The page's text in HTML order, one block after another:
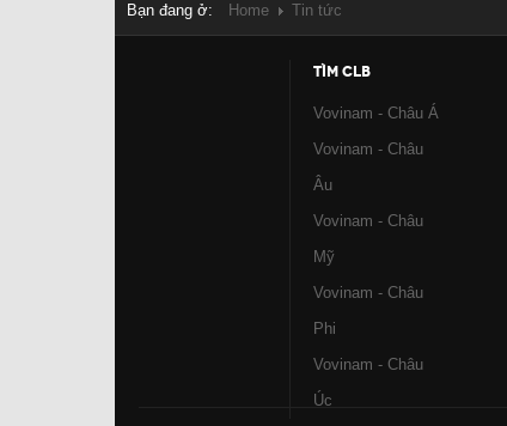
Bạn đang ở: Home Tin tức
TÌM CLB
Vovinam - Châu Á
Vovinam - Châu
Âu
Vovinam - Châu
Mỹ
Vovinam - Châu
Phi
Vovinam - Châu
Úc